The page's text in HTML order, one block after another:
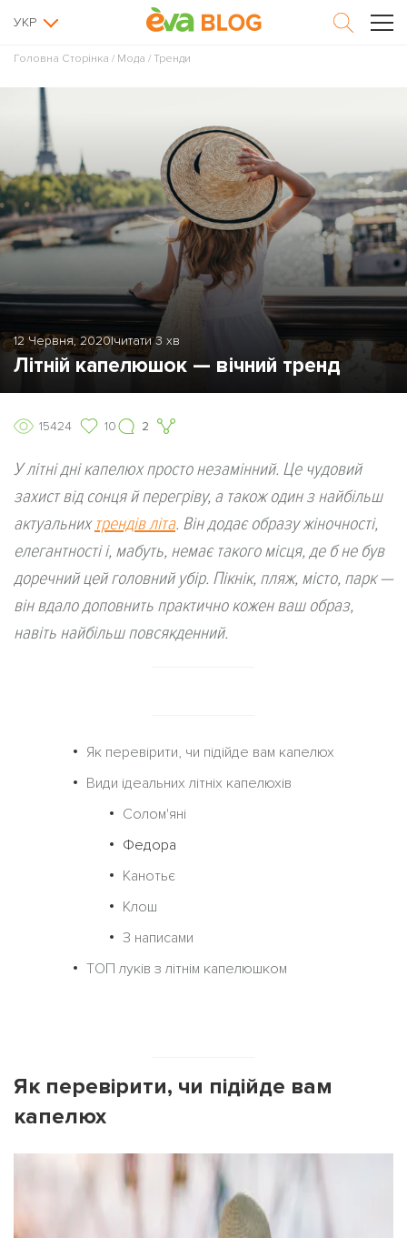
УКР
Головна Сторінка / Мода / Тренди
12 Червня, 2020|читати 3 хв
Літній капелюшок — вічний тренд
15424 10 2
У літні дні капелюх просто незамінний. Це чудовий
захист від сонця й перегріву, а також один з найбільш
актуальних трендів літа. Він додає образу жіночності,
елегантності і, мабуть, немає такого місця, де б не був
доречний цей головний убір. Пікнік, пляж, місто, парк —
він вдало доповнить практично кожен ваш образ,
навіть найбільш повсякденний.
Як перевірити, чи підійде вам капелюх
Види ідеальних літніх капелюхів
Солом'яні
Федора
Канотьє
Клош
З написами
ТОП луків з літнім капелюшком
Як перевірити, чи підійде вам
капелюх